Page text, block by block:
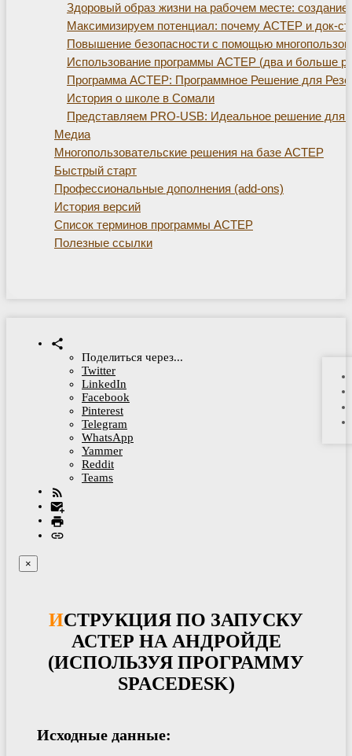
Здоровый образ жизни на рабочем месте: создание
Максимизируем потенциал: почему АСТЕР и док-
Повышение безопасности с помощью
Использование программы АСТЕР (два и больше
Программа АСТЕР: Программное Решение для
История о школе в Сомали
Представляем PRO-USB: Идеальное решение для
Медиа
Многопользовательские решения на базе АСТЕР
Быстрый старт
Профессиональные дополнения (add-ons)
История версий
Список терминов программы АСТЕР
Полезные ссылки
Поделиться через...
Twitter
LinkedIn
Facebook
Pinterest
Telegram
WhatsApp
Yammer
Reddit
Teams
×
ИСТРУКЦИЯ ПО ЗАПУСКУ
АСТЕР НА АНДРОЙДЕ
(ИСПОЛЬЗУЯ ПРОГРАММУ
SPACEDESK)
Исходные данные: